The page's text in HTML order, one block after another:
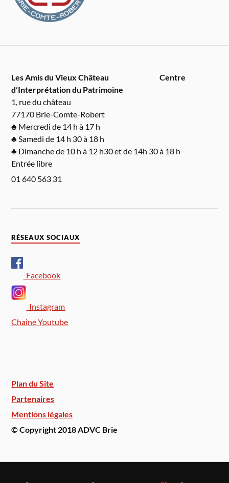
Les Amis du Vieux ChâteauCentre
d’Interprétation du Patrimoine
1, rue du château
77170 Brie-Comte-Robert
♣ Mercredi de 14 h à 17 h
♣ Samedi de 14 h 30 à 18 h
♣ Dimanche de 10 h à 12 h30 et de 14h 30 à 18 h
Entrée libre
01 640 563 31
RÉSEAUX SOCIAUX
Facebook
Instagram
Chaîne Youtube
Plan du Site
Partenaires
Mentions légales
© Copyright 2018 ADVC Brie